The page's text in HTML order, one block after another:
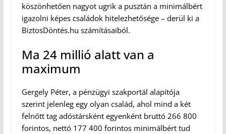
köszönhetően nagyot ugrik a pusztán a minimálbért
igazolni képes családok hitelezhetősége – derül ki a
BiztosDöntés.hu számításaiból.
Ma 24 millió alatt van a
maximum
Gergely Péter, a pénzügyi szakportál alapítója
szerint jelenleg egy olyan család, ahol mind a két
felnőtt tag adóstársként egyenként bruttó 266 800
forintos, nettó 177 400 forintos minimálbért tud